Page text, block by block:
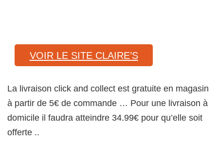
VOIR LE SITE CLAIRE’S
La livraison click and collect est gratuite en magasin
à partir de 5€ de commande … Pour une livraison à
domicile il faudra atteindre 34.99€ pour qu’elle soit
offerte ..